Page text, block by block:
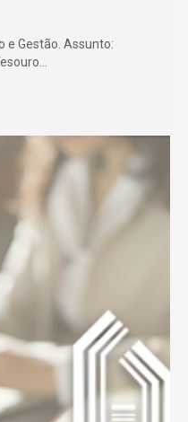
e Gestão. Assunto: